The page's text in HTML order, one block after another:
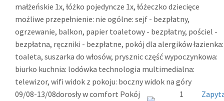
małżeńskie 1x, łóżko pojedyncze 1x, łóżeczko dziecięce
możliwe przepełnienie: nie ogólne: sejf - bezpłatny,
ogrzewanie, balkon, papier toaletowy - bezpłatny, pościel -
bezpłatna, ręczniki - bezpłatne, pokój dla alergików łazienka:
toaleta, suszarka do włosów, prysznic część wypoczynkowa:
biurko kuchnia: lodówka technologia multimedialna:
telewizor, wifi widok z pokoju: boczny widok na góry
09/08-13/08dorosły w comfort Pokój
1